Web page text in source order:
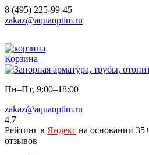
8 (495) 225-99-45
zakaz@aquaoptim.ru
Корзина
Пн–Пт, 9:00–18:00
zakaz@aquaoptim.ru
4.7
Рейтинг в Яндекс на основании
отзывов